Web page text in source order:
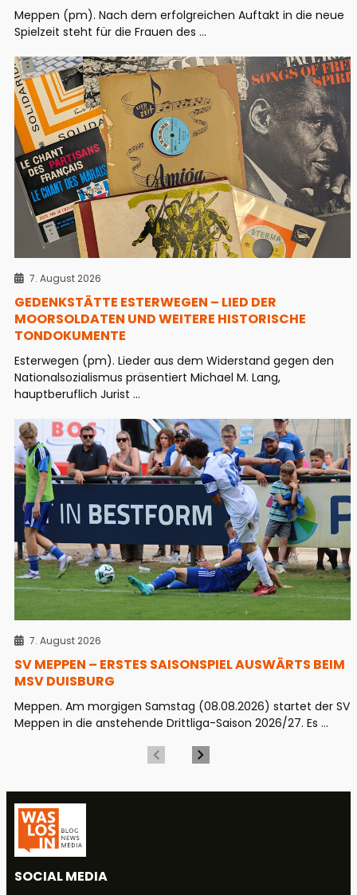
Meppen (pm). Nach dem erfolgreichen Auftakt in die neue
Spielzeit steht für die Frauen des ...
7. August 2026
GEDENKSTÄTTE ESTERWEGEN – LIED DER
MOORSOLDATEN UND WEITERE HISTORISCHE
TONDOKUMENTE
Esterwegen (pm). Lieder aus dem Widerstand gegen den
Nationalsozialismus präsentiert Michael M. Lang,
hauptberuflich Jurist ...
7. August 2026
SV MEPPEN – ERSTES SAISONSPIEL AUSWÄRTS BEIM
MSV DUISBURG
Meppen. Am morgigen Samstag (08.08.2026) startet der SV
Meppen in die anstehende Drittliga-Saison 2026/27. Es ...
SOCIAL MEDIA